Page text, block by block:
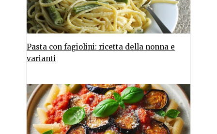
Pasta con fagiolini: ricetta della nonna e
varianti